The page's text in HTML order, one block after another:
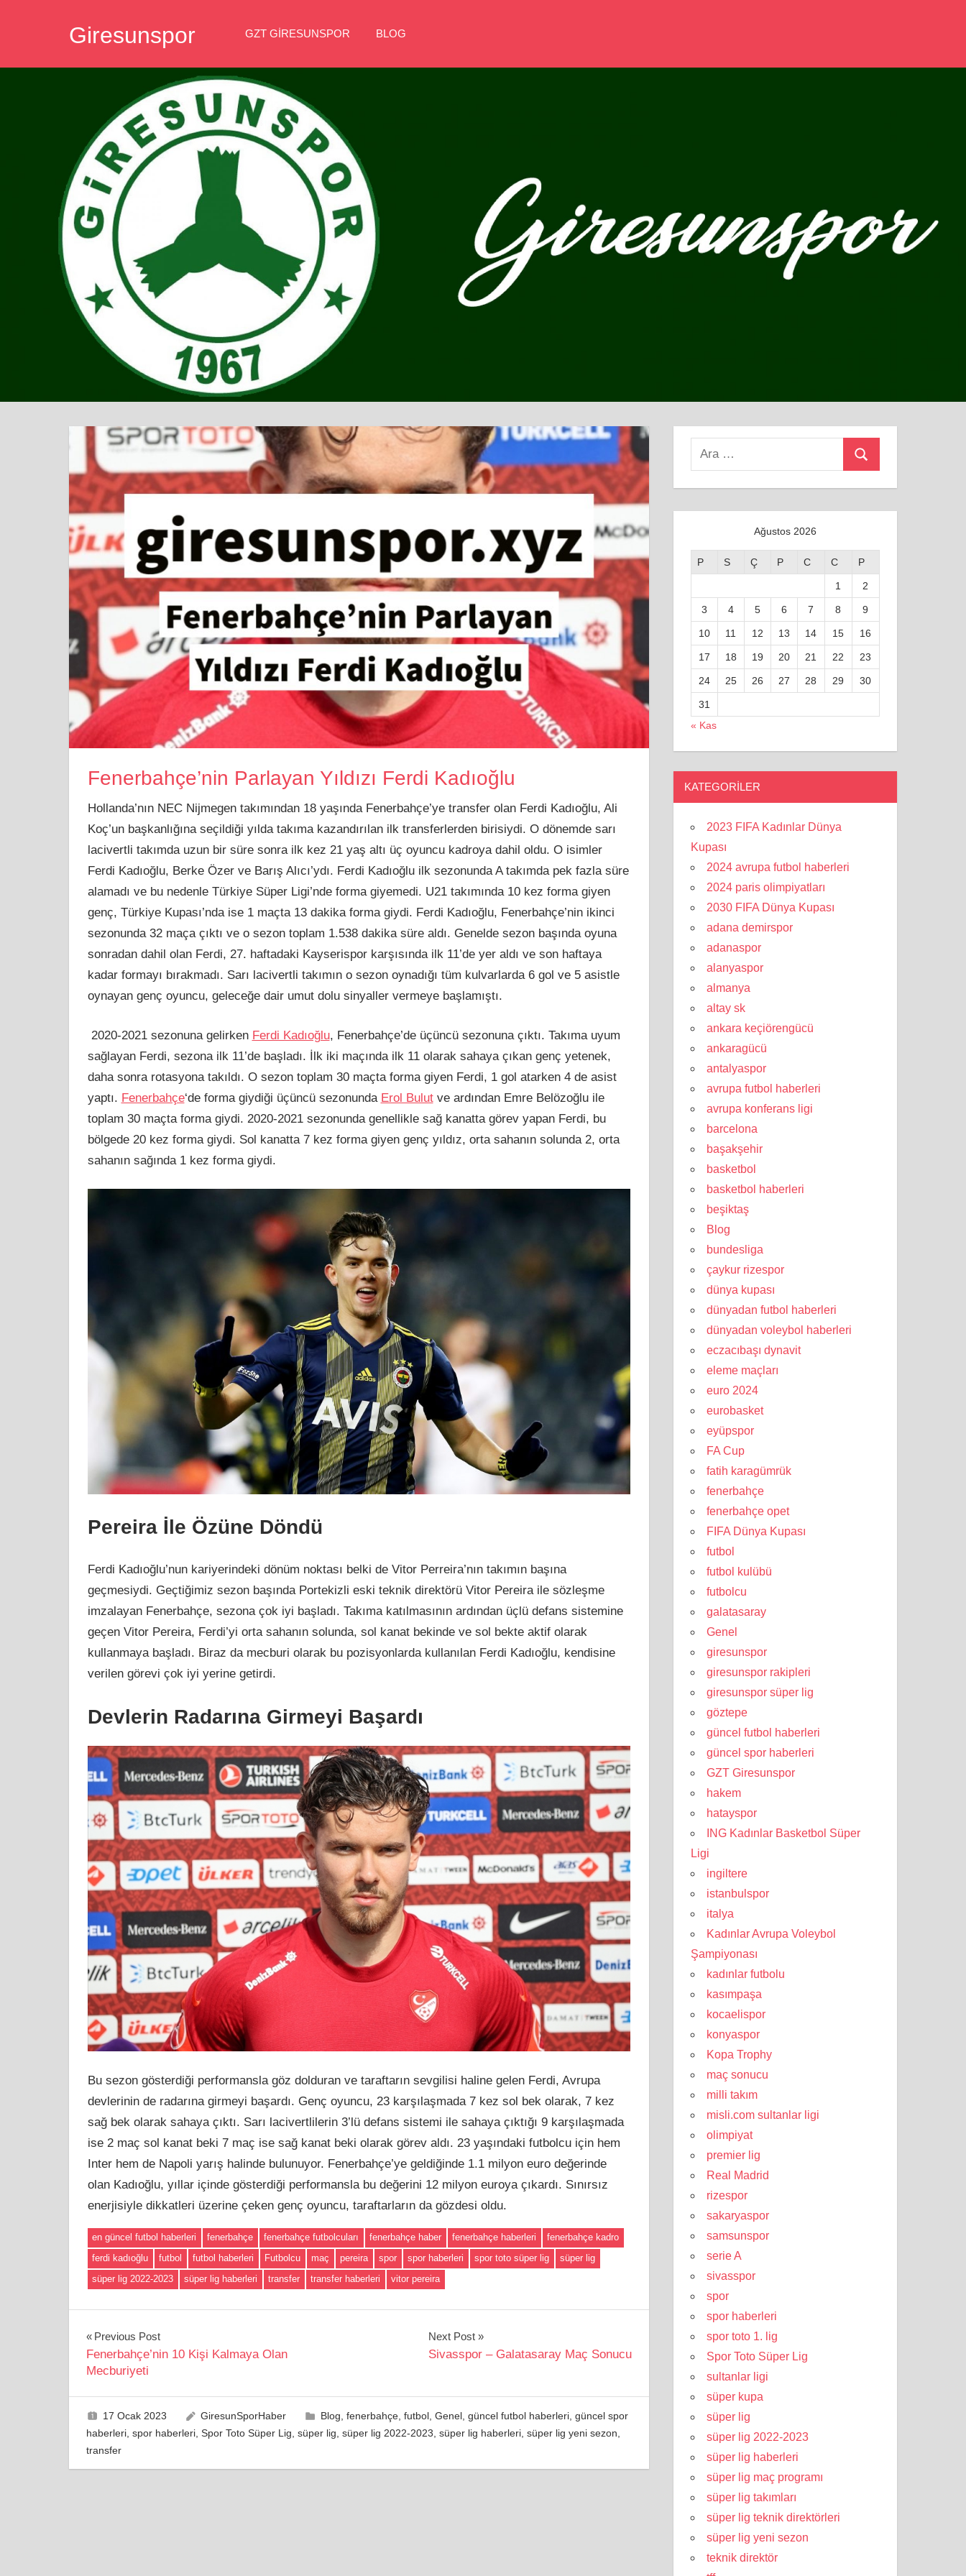
Giresunspor GZT GIRESUNSPOR BLOG
Fenerbahçe’nin Parlayan Yıldızı Ferdi Kadıoğlu
Hollanda’nın NEC Nijmegen takımından 18 yaşında Fenerbahçe’ye transfer olan Ferdi Kadıoğlu, Ali
Koç’un başkanlığına seçildiği yılda takıma kazandırılan ilk transferlerden birisiydi. O dönemde sarı
lacivertli takımda uzun bir süre sonra ilk kez 21 yaş altı üç oyuncu kadroya dahil oldu. O isimler
Ferdi Kadıoğlu, Berke Özer ve Barış Alıcı’ydı. Ferdi Kadıoğlu ilk sezonunda A takımda pek fazla süre
alamadı ve bu nedenle Türkiye Süper Ligi’nde forma giyemedi. U21 takımında 10 kez forma giyen
genç, Türkiye Kupası’nda ise 1 maçta 13 dakika forma giydi. Ferdi Kadıoğlu, Fenerbahçe’nin ikinci
sezonunda 32 maça çıktı ve o sezon toplam 1.538 dakika süre aldı. Genelde sezon başında oyuna
sonradan dahil olan Ferdi, 27. haftadaki Kayserispor karşısında ilk 11’de yer aldı ve son haftaya
kadar formayı bırakmadı. Sarı lacivertli takımın o sezon oynadığı tüm kulvarlarda 6 gol ve 5 asistle
oynayan genç oyuncu, geleceğe dair umut dolu sinyaller vermeye başlamıştı.
2020-2021 sezonuna gelirken Ferdi Kadıoğlu, Fenerbahçe’de üçüncü sezonuna çıktı. Takıma uyum
sağlayan Ferdi, sezona ilk 11’de başladı. İlk iki maçında ilk 11 olarak sahaya çıkan genç yetenek,
daha sonra rotasyona takıldı. O sezon toplam 30 maçta forma giyen Ferdi, 1 gol atarken 4 de asist
yaptı. Fenerbahçe‘de forma giydiği üçüncü sezonunda Erol Bulutve ardından Emre Belözoğlu ile
toplam 30 maçta forma giydi. 2020-2021 sezonunda genellikle sağ kanatta görev yapan Ferdi, bu
bölgede 20 kez forma giydi. Sol kanatta 7 kez forma giyen genç yıldız, orta sahanın solunda 2, orta
sahanın sağında 1 kez forma giydi.
Pereira İle Özüne Döndü
Ferdi Kadıoğlu’nun kariyerindeki dönüm noktası belki de Vitor Perreira’nın takımın başına
geçmesiydi. Geçtiğimiz sezon başında Portekizli eski teknik direktörü Vitor Pereira ile sözleşme
imzalayan Fenerbahçe, sezona çok iyi başladı. Takıma katılmasının ardından üçlü defans sistemine
geçen Vitor Pereira, Ferdi’yi orta sahanın solunda, sol kanat bekinde ve sol bekte aktif olarak
kullanmaya başladı. Biraz da mecburi olarak bu pozisyonlarda kullanılan Ferdi Kadıoğlu, kendisine
verilen görevi çok iyi yerine getirdi.
Devlerin Radarına Girmeyi Başardı
Bu sezon gösterdiği performansla göz dolduran ve taraftarın sevgilisi haline gelen Ferdi, Avrupa
devlerinin de radarına girmeyi başardı. Genç oyuncu, 23 karşılaşmada 7 kez sol bek olarak, 7 kez
sağ bek olarak sahaya çıktı. Sarı lacivertlilerin 3’lü defans sistemi ile sahaya çıktığı 9 karşılaşmada
ise 2 maç sol kanat beki 7 maç ise sağ kanat beki olarak görev aldı. 23 yaşındaki futbolcu için hem
Inter hem de Napoli yarış halinde bulunuyor. Fenerbahçe’ye geldiğinde 1.1 milyon euro değerinde
olan Kadıoğlu, yıllar içinde gösterdiği performansla bu değerini 12 milyon euroya çıkardı. Sınırsız
enerjisiyle dikkatleri üzerine çeken genç oyuncu, taraftarların da gözdesi oldu.
en güncel futbol haberleri fenerbahçe fenerbahçe futbolcuları fenerbahçe haber fenerbahçe haberleri
fenerbahçe kadro
ferdi kadıoğlu
futbol futbol haberleri Futbolcu maç pereira spor spor haberleri spor toto süper lig
süper lig
süper lig 2022-2023
süper lig haberleri transfer transfer haberleri vitor pereira
Yazı
gezinmesi
Previous Post
Fenerbahçe’nin 10 Kişi Kalmaya Olan
Mecburiyeti
Next Post
Sivasspor – Galatasaray Maç Sonucu
17 Ocak 2023 GiresunSporHaber Blog fenerbahçe, futbol, Genel, güncel futbol haberleri, güncel spor
haberleri spor haberleri Spor Toto Süper Lig süper lig süper lig 2022-2023 süper lig haberleri süper lig yeni sezon
transfer
Search
Ara
Ağustos 2026
P S Ç P C C P
1 2
3 4 5 6 7 8 9
10 11 12 13 14 15 16
17 18 19 20 21 22 23
24 25 26 27 28 29 30
31
« Kas
KATEGORILER
2023 FIFA Kadınlar Dünya
Kupası
2024 avrupa futbol haberleri
2024 paris olimpiyatları
2030 FIFA Dünya Kupası
adana demirspor
adanaspor
alanyaspor
almanya
altay sk
ankara keçiörengücü
ankaragücü
antalyaspor
avrupa futbol haberleri
avrupa konferans ligi
barcelona
başakşehir
basketbol
basketbol haberleri
beşiktaş
Blog
bundesliga
çaykur rizespor
dünya kupası
dünyadan futbol haberleri
dünyadan voleybol haberleri
eczacıbaşı dynavit
eleme maçları
euro 2024
eurobasket
eyüpspor
FA Cup
fatih karagümrük
fenerbahçe
fenerbahçe opet
FIFA Dünya Kupası
futbol
futbol kulübü
futbolcu
galatasaray
Genel
giresunspor
giresunspor rakipleri
giresunspor süper lig
göztepe
güncel futbol haberleri
güncel spor haberleri
GZT Giresunspor
hakem
hatayspor
ING Kadınlar Basketbol Süper
Ligi
ingiltere
istanbulspor
italya
Kadınlar Avrupa Voleybol
Şampiyonası
kadınlar futbolu
kasımpaşa
kocaelispor
konyaspor
Kopa Trophy
maç sonucu
milli takım
misli.com sultanlar ligi
olimpiyat
premier lig
Real Madrid
rizespor
sakaryaspor
samsunspor
serie A
sivasspor
spor
spor haberleri
spor toto 1. lig
Spor Toto Süper Lig
sultanlar ligi
süper kupa
süper lig
süper lig 2022-2023
süper lig haberleri
süper lig maç programı
süper lig takımları
süper lig teknik direktörleri
süper lig yeni sezon
teknik direktör